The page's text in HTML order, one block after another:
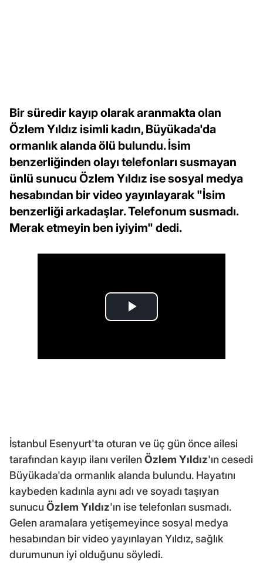
Bir süredir kayıp olarak aranmakta olan
Özlem Yıldız isimli kadın, Büyükada'da
ormanlık alanda ölü bulundu. İsim
benzerliğinden olayı telefonları susmayan
ünlü sunucu Özlem Yıldız ise sosyal medya
hesabından bir video yayınlayarak "İsim
benzerliği arkadaşlar. Telefonum susmadı.
Merak etmeyin ben iyiyim" dedi.
İstanbul Esenyurt'ta oturan ve üç gün önce ailesi
tarafından kayıp ilanı verilenÖzlem Yıldız'ın cesedi
Büyükada'da ormanlık alanda bulundu. Hayatını
kaybeden kadınla aynı adı ve soyadı taşıyan
sunucuÖzlem Yıldız'ın ise telefonları susmadı.
Gelen aramalara yetişemeyince sosyal medya
hesabından bir video yayınlayan Yıldız, sağlık
durumunun iyi olduğunu söyledi.